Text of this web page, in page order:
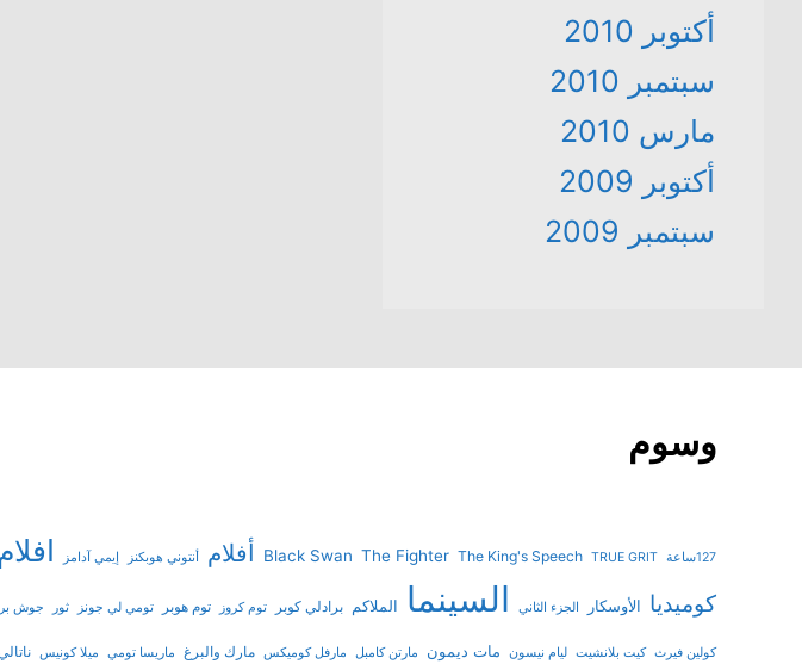
أكتوبر 2010
سبتمبر 2010
مارس 2010
أكتوبر 2009
سبتمبر 2009
وسوم
127ساعة Black Swan The Fighter The King's Speech TRUE GRIT أفلام أنتوني هوبكنز إيمي آدامز
كوميديا الأوسكار الجزء الثاني السينما الملاكم برادلي كوبر توم كروز توم هوبر تومي لي جونز ثور جوش
كولين فيرث كيت بلانشيت ليام نيسون مات ديمون مارتن كامبل مارفل كوميكس مارك والبرغ ماريسا تومي ميلا كونيس